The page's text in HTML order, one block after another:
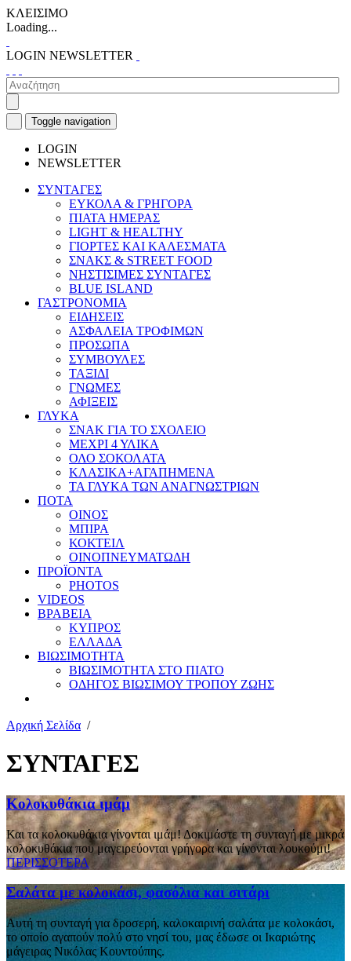
ΚΛΕΙΣΙΜΟ
Loading...
LOGIN NEWSLETTER
Toggle navigation
LOGIN
NEWSLETTER
ΣΥΝΤΑΓΕΣ
ΕΥΚΟΛΑ & ΓΡΗΓΟΡΑ
ΠΙΑΤΑ ΗΜΕΡΑΣ
LIGHT & HEALTHY
ΓΙΟΡΤΕΣ ΚΑΙ ΚΑΛΕΣΜΑΤΑ
ΣΝΑΚΣ & STREET FOOD
ΝΗΣΤΙΣΙΜΕΣ ΣΥΝΤΑΓΕΣ
BLUE ISLAND
ΓΑΣΤΡΟΝΟΜΙΑ
ΕΙΔΗΣΕΙΣ
ΑΣΦΑΛΕΙΑ ΤΡΟΦΙΜΩΝ
ΠΡΟΣΩΠΑ
ΣΥΜΒΟΥΛΕΣ
ΤΑΞΙΔΙ
ΓΝΩΜΕΣ
ΑΦΙΞΕΙΣ
ΓΛΥΚΑ
ΣΝΑΚ ΓΙΑ ΤΟ ΣΧΟΛΕΙΟ
ΜΕΧΡΙ 4 ΥΛΙΚΑ
ΟΛΟ ΣΟΚΟΛΑΤΑ
ΚΛΑΣΙΚΑ+ΑΓΑΠΗΜΕΝΑ
ΤΑ ΓΛΥΚΑ ΤΩΝ ΑΝΑΓΝΩΣΤΡΙΩΝ
ΠΟΤΑ
ΟΙΝΟΣ
ΜΠΙΡΑ
ΚΟΚΤΕΙΛ
ΟΙΝΟΠΝΕΥΜΑΤΩΔΗ
ΠΡΟΪΟΝΤΑ
PHOTOS
VIDEOS
ΒΡΑΒΕΙΑ
ΚΥΠΡΟΣ
ΕΛΛΑΔΑ
ΒΙΩΣΙΜΟΤΗΤΑ
ΒΙΩΣΙΜΟΤΗΤΑ ΣΤΟ ΠΙΑΤΟ
ΟΔΗΓΟΣ ΒΙΩΣΙΜΟΥ ΤΡΟΠΟΥ ΖΩΗΣ
Αρχική Σελίδα /
ΣΥΝΤΑΓΕΣ
Κολοκυθάκια ιμάμ
Και τα κολοκυθάκια γίνονται ιμάμ! Δοκιμάστε τη συνταγή με μικρά
κολοκυθάκια που μαγειρεύονται γρήγορα και γίνονται λουκούμι!
ΠΕΡΙΣΣΟΤΕΡΑ
Σαλάτα με κολοκάσι, φασόλια και σιτάρι
Αυτή τη συνταγή για δροσερή, καλοκαιρινή σαλάτα με κολοκάσι,
το οποίο αγαπούν πολύ στο νησί του, μας έδωσε οι Ικαριώτης
μάγειρας Νικόλας Κουντούπης.